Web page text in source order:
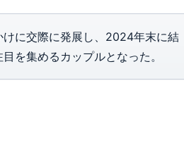
に交際に発展し、2024年末に結
を集めるカップルとなった。